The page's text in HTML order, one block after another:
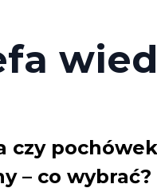
czy pochówek
– co wybrać?